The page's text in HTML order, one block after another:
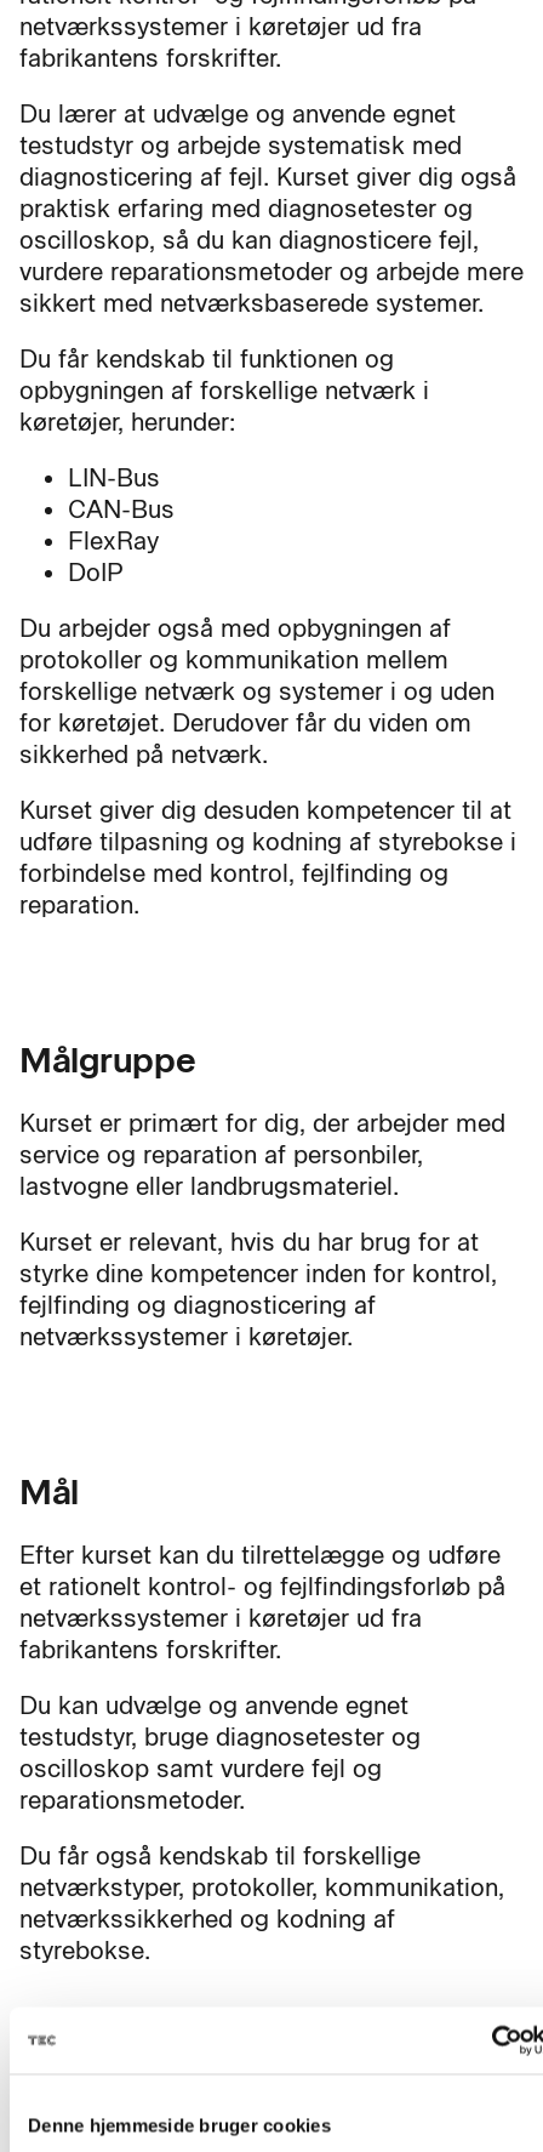
Denne hjemmeside bruger cookies
netværkssystemer i køretøjer ud fra
fabrikantens forskrifter.
Du lærer at udvælge og anvende egnet
testudstyr og arbejde systematisk med
diagnosticering af fejl. Kurset giver dig også
praktisk erfaring med diagnosetester og
oscilloskop, så du kan diagnosticere fejl,
vurdere reparationsmetoder og arbejde mere
sikkert med netværksbaserede systemer.
Du får kendskab til funktionen og
opbygningen af forskellige netværk i
køretøjer, herunder:
LIN-Bus
CAN-Bus
FlexRay
DoIP
Du arbejder også med opbygningen af
protokoller og kommunikation mellem
forskellige netværk og systemer i og uden
for køretøjet. Derudover får du viden om
sikkerhed på netværk.
Kurset giver dig desuden kompetencer til at
udføre tilpasning og kodning af styrebokse i
forbindelse med kontrol, fejlfinding og
reparation.
Målgruppe
Kurset er primært for dig, der arbejder med
service og reparation af personbiler,
lastvogne eller landbrugsmateriel.
Kurset er relevant, hvis du har brug for at
styrke dine kompetencer inden for kontrol,
fejlfinding og diagnosticering af
netværkssystemer i køretøjer.
Mål
Efter kurset kan du tilrettelægge og udføre
et rationelt kontrol- og fejlfindingsforløb på
netværkssystemer i køretøjer ud fra
fabrikantens forskrifter.
Du kan udvælge og anvende egnet
testudstyr, bruge diagnosetester og
oscilloskop samt vurdere fejl og
reparationsmetoder.
Du får også kendskab til forskellige
netværkstyper, protokoller, kommunikation,
netværkssikkerhed og kodning af
styrebokse.